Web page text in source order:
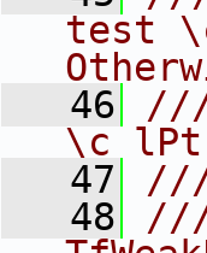
test
   46
///
\c
   47
   48
///